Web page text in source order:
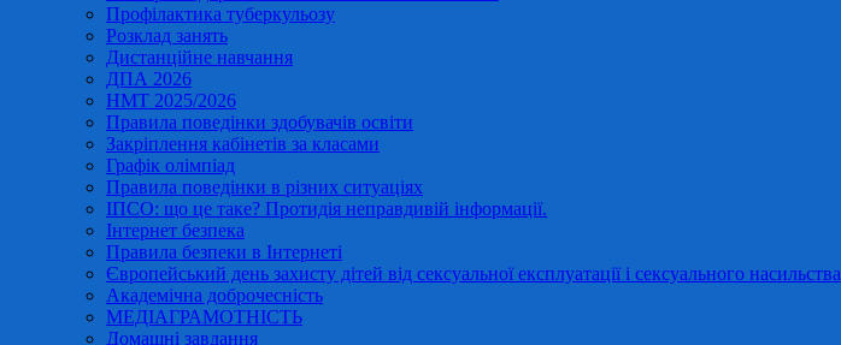
Профілактика туберкульозу
Розклад занять
Дистанційне навчання
ДПА 2026
НМТ 2025/2026
Правила поведінки здобувачів освіти
Закріплення кабінетів за класами
Графік олімпіад
Правила поведінки в різних ситуаціях
ІПСО: що це таке? Протидія неправдивій інформації.
Інтернет безпека
Правила безпеки в Інтернеті
Європейський день захисту дітей від сексуальної експлуатації і сексуального насильства
Академічна доброчесність
МЕДІАГРАМОТНІСТЬ
Домашні завдання